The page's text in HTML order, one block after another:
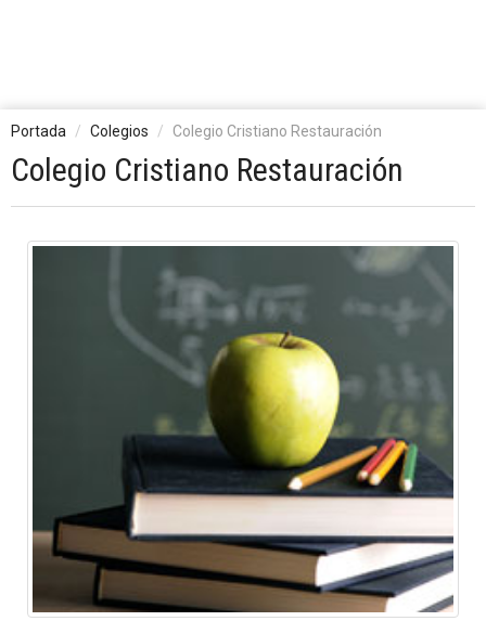
Portada Colegios Colegio Cristiano Restauración
Colegio Cristiano Restauración